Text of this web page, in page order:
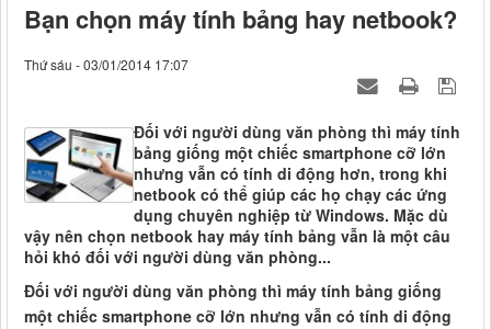
Bạn chọn máy tính bảng hay netbook?
Thứ sáu - 03/01/2014 17:07
Đối với người dùng văn phòng thì máy tính
bảng giống một chiếc smartphone cỡ lớn
nhưng vẫn có tính di động hơn, trong khi
netbook có thể giúp các họ chạy các ứng
dụng chuyên nghiệp từ Windows. Mặc dù
vậy nên chọn netbook hay máy tính bảng vẫn là một câu
hỏi khó đối với người dùng văn phòng...
Đối với người dùng văn phòng thì máy tính bảng giống
một chiếc smartphone cỡ lớn nhưng vẫn có tính di động